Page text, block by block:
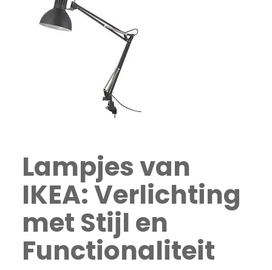
Lampjes van
IKEA: Verlichting
met Stijl en
Functionaliteit